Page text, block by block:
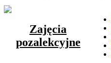
Zajęcia
pozalekcyjne